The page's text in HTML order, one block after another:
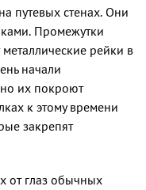
путевых стенах. Они
Промежутки
рейки в
начали
их покроют
к этому времени
закрепят
от глаз обычных